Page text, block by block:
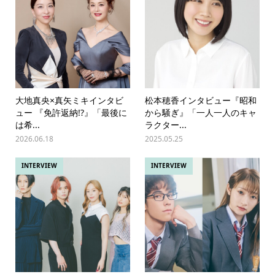
大地真央×真矢ミキインタビ
ュー 『免許返納!?』「最後に
は希...
2026.06.18
松本穂香インタビュー『昭和
から騒ぎ』「一人一人のキャ
ラクター...
2025.05.25
INTERVIEW INTERVIEW